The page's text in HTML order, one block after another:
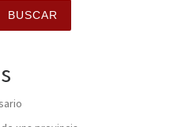
BUSCAR